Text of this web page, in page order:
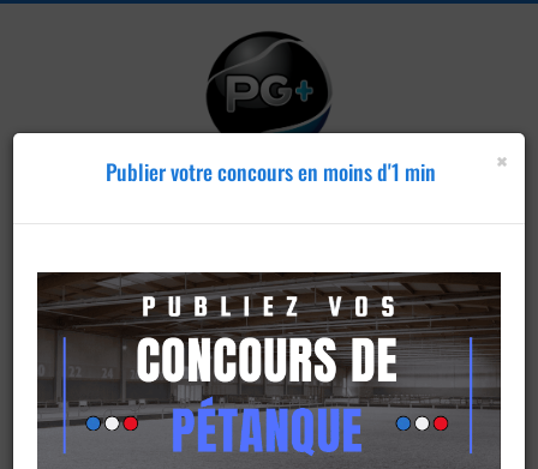
Publier un
concours
×
Publier votre concours en moins d'1 min